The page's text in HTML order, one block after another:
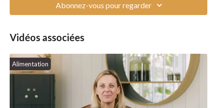
Abonnez-vous pour regarder
Vidéos associées
Alimentation